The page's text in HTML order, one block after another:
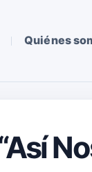
Quiénes